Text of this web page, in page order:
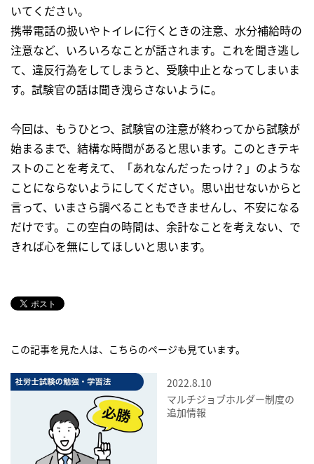
いてください。
携帯電話の扱いやトイレに行くときの注意、水分補給時の
注意など、いろいろなことが話されます。これを聞き逃し
て、違反行為をしてしまうと、受験中止となってしまいま
す。試験官の話は聞き洩らさないように。
今回は、もうひとつ、試験官の注意が終わってから試験が
始まるまで、結構な時間があると思います。このときテキ
ストのことを考えて、「あれなんだったっけ？」のような
ことにならないようにしてください。思い出せないからと
言って、いまさら調べることもできませんし、不安になる
だけです。この空白の時間は、余計なことを考えない、で
きれば心を無にしてほしいと思います。
この記事を見た人は、こちらのページも見ています。
2022.8.10
マルチジョブホルダー制度の
追加情報